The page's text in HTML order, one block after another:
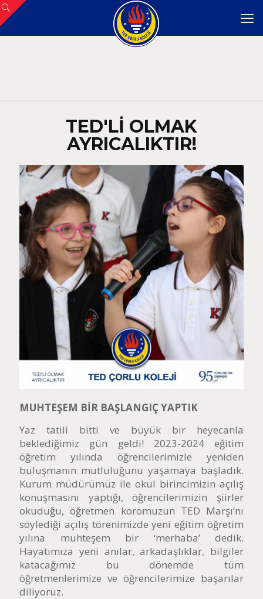
TED'Lİ OLMAK
AYRICALIKTIR!
MUHTEŞEM BİR BAŞLANGIÇ YAPTIK
Yaz tatili bitti ve büyük bir heyecanla
beklediğimiz gün geldi! 2023-2024 eğitim
öğretim yılında öğrencilerimizle yeniden
buluşmanın mutluluğunu yaşamaya başladık.
Kurum müdürümüz ile okul birincimizin açılış
konuşmasını yaptığı, öğrencilerimizin şiirler
okuduğu, öğretmen koromuzun TED Marşı’nı
söylediği açılış törenimizde yeni eğitim öğretim
yılına muhteşem bir ‘merhaba’ dedik.
Hayatımıza yeni anılar, arkadaşlıklar, bilgiler
katacağımız bu dönemde tüm
öğretmenlerimize ve öğrencilerimize başarılar
diliyoruz.